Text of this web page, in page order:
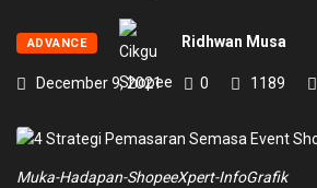
ADVANCE Ridhwan Musa
December 9, 2021 0 1189
Muka-Hadapan-ShopeeXpert-InfoGrafik